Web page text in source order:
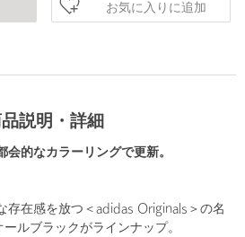
お気に入りに追加
説明・詳細
的なカラーリングで更新。
存在感を放つ＜adidas Originals＞の名
ルブラックがラインナップ。